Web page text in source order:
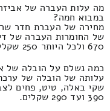
מה עלות העברה של
במבוא חמה?
מחירה של העברת חדר
של החומרות העברה של
670 ולכל היותר 250 שקלים.
כמה נשלם על הובלה של
עלותה של הובלה של
שקי באלה, טיט, פחים
390 ועד 290 שקלים.